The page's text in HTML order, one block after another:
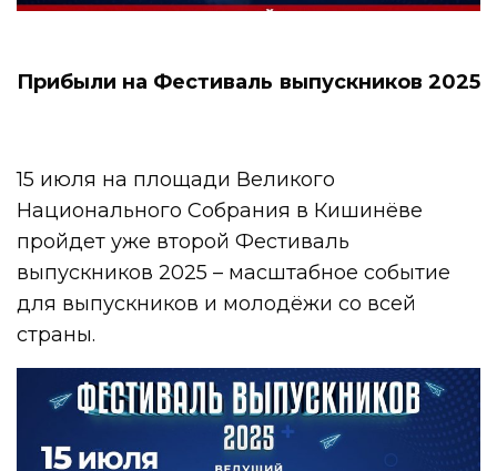
Прибыли на Фестиваль выпускников 2025
15 июля на площади Великого
Национального Собрания в Кишинёве
пройдет уже второй Фестиваль
выпускников 2025 – масштабное событие
для выпускников и молодёжи со всей
страны.